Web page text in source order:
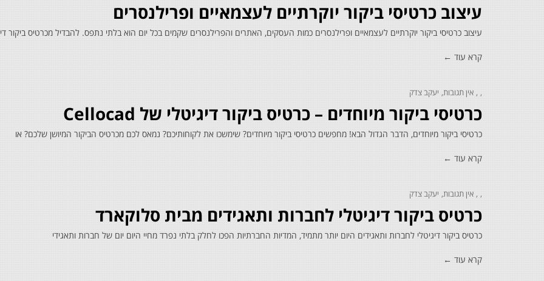
עיצוב כרטיסי ביקור יוקרתיים לעצמאיים ופרילנסרים
עיצוב כרטיסי ביקור יוקרתיים לעצמאיים ופרילנסרים כמות העסקים, האתרים והפרילנסרים שקמים בכל יום הוא בלתי נתפס. להבדיל מכרטיס ביקור
קרא עוד ←
אין תגובות יעקב צדק
כרטיסי ביקור מיוחדים – כרטיס ביקור דיגיטלי של Cellocad
כרטיסי ביקור מיוחדים, הדבר הגדול הבא! מחפשים כרטיסי ביקור מיוחדים? שימשכו את לקוחותיכם? נמאס לכם מכרטיס הביקור המיושן שלכם? או
קרא עוד ←
אין תגובות יעקב צדק
כרטיס ביקור דיגיטלי לחברות ותאגידים מבית סלוקארד
כרטיס ביקור דיגיטלי לחברות ותאגידים היום יותר מתמיד, המדיות החברתיות הפכו לחלק בלתי נפרד מחיי היום יום של חברות ותאגידי
קרא עוד ←